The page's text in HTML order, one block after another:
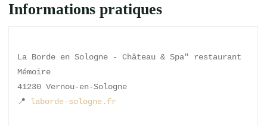
Informations pratiques
La Borde en Sologne - Château & Spa" restaurant
Mémoire
41230 Vernou-en-Sologne
📍 laborde-sologne.fr